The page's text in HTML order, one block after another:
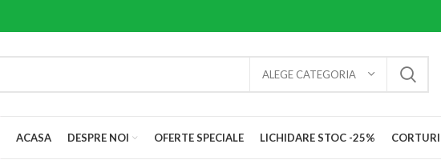
ALEGE CATEGORIA
ACASA DESPRE NOI OFERTE SPECIALE LICHIDARE STOC -25%